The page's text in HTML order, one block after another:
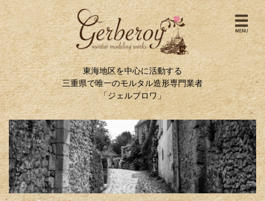
東海地区を中心に活動する
三重県で唯一のモルタル造形専門業者
「ジェルブロワ」